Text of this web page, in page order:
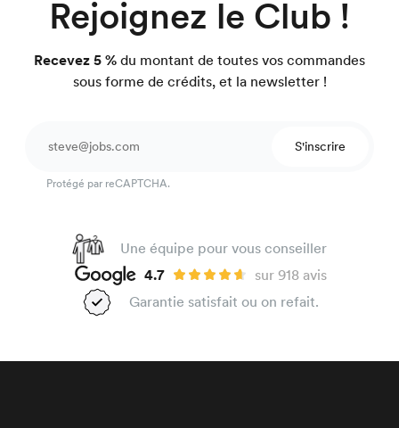
Rejoignez le Club !
Recevez 5 % du montant de toutes vos commandes
sous forme de crédits, et la newsletter !
S'inscrire
Protégé par reCAPTCHA.
Une équipe pour vous conseiller
4.7
sur 918 avis
Garantie satisfait ou on refait.